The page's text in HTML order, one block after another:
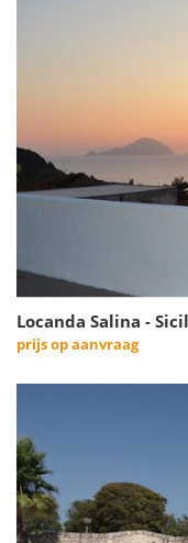
Locanda Salina -
prijs op aanvraag